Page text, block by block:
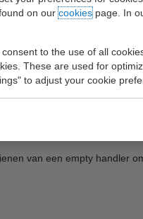
on ourcookiespage. In
to the use of all
These are used for
to adjust your cookie
zijn goed uitgerust
staan garant voor up-to-
van een empty handler